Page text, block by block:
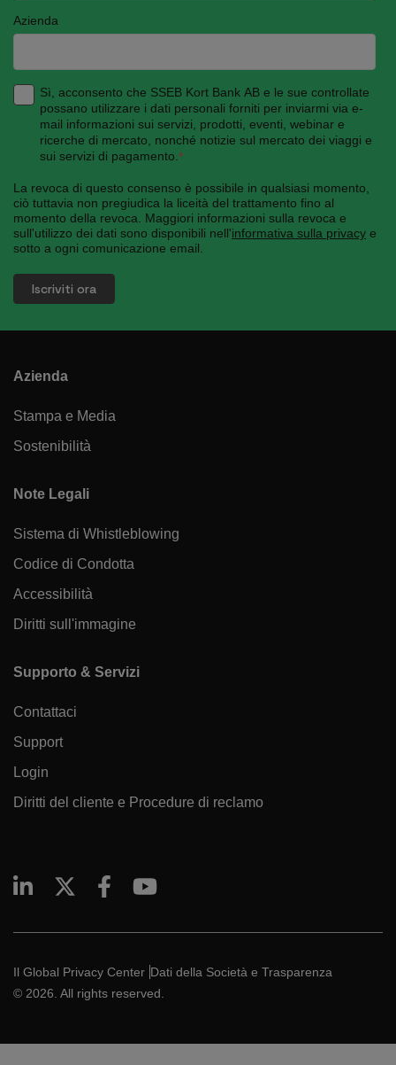
Azienda
Sì, acconsento che SSEB Kort Bank AB e le sue controllate
possano utilizzare i dati personali forniti per inviarmi via e-
mail informazioni sui servizi, prodotti, eventi, webinar e
ricerche di mercato, nonché notizie sul mercato dei viaggi e
sui servizi di pagamento. *
La revoca di questo consenso è possibile in qualsiasi momento,
ciò tuttavia non pregiudica la liceità del trattamento fino al
momento della revoca. Maggiori informazioni sulla revoca e
sull'utilizzo dei dati sono disponibili nell'informativa sulla privacy e
sotto a ogni comunicazione email.
Azienda
Stampa e Media
Sostenibilità
Note Legali
Sistema di Whistleblowing
Codice di Condotta
Accessibilità
Diritti sull'immagine
Supporto & Servizi
Contattaci
Support
Login
Diritti del cliente e Procedure di reclamo
Il Global Privacy Center Dati della Società e Trasparenza
© 2026. All rights reserved.